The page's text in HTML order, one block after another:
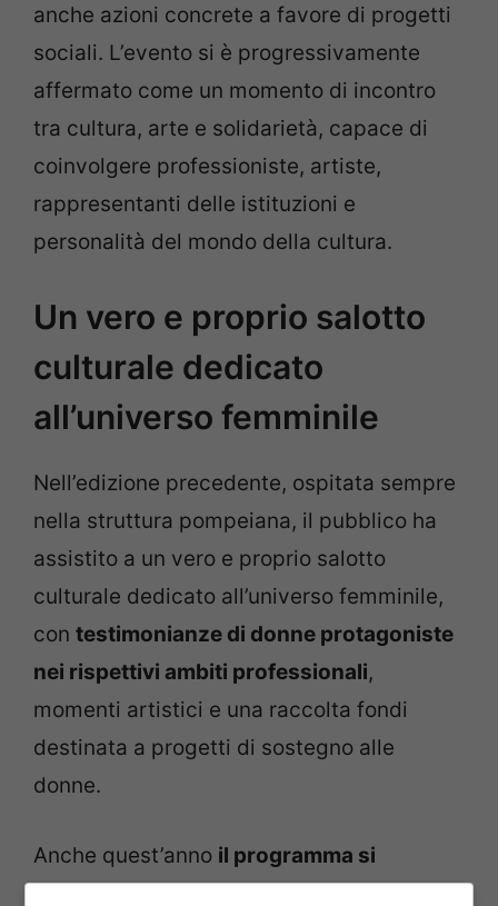
anche azioni concrete a favore di progetti
sociali. L’evento si è progressivamente
affermato come un momento di incontro
tra cultura, arte e solidarietà, capace di
coinvolgere professioniste, artiste,
rappresentanti delle istituzioni e
personalità del mondo della cultura.
Un vero e proprio salotto
culturale dedicato
all’universo femminile
Nell’edizione precedente, ospitata sempre
nella struttura pompeiana, il pubblico ha
assistito a un vero e proprio salotto
culturale dedicato all’universo femminile,
con testimonianze di donne protagoniste
nei rispettivi ambiti professionali,
momenti artistici e una raccolta fondi
destinata a progetti di sostegno alle
donne.
Anche quest’anno il programma si
preannuncia ricco di emozioni. Si